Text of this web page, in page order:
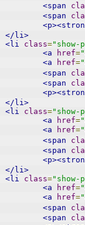
<span
<span
</li>
<li
class="show-
<a
href=
<a
href=
<span
<span
</li>
<li
class="show-
<a
href=
<a
href=
<span
<span
</li>
<li
class="show-
<a
href=
<a
href=
<span
<span